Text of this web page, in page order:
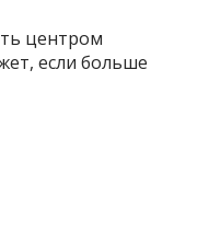
центром
если больше